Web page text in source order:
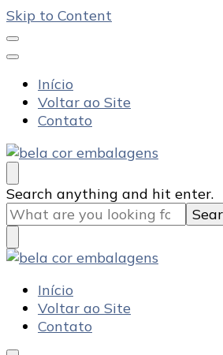
Skip to Content
Início
Voltar ao Site
Contato
Bela Cor Embalagens
Blog
Looking
for
Something?
Search anything and hit enter.
Bela Cor Embalagens
Blog
Início
Voltar ao Site
Contato